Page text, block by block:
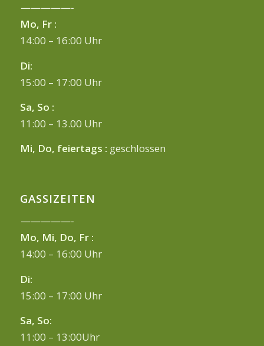
—————-
Mo, Fr :
14:00 – 16:00 Uhr
Di:
15:00 – 17:00 Uhr
Sa, So :
11:00 – 13.00 Uhr
Mi, Do, feiertags : geschlossen
GASSIZEITEN
—————-
Mo, Mi, Do, Fr :
14:00 – 16:00 Uhr
Di:
15:00 – 17:00 Uhr
Sa, So:
11:00 – 13:00Uhr